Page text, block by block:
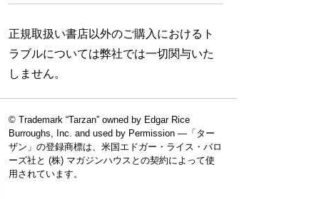
No. 924 No. 923 No. 922
正規取扱い書店以外のご購入におけるト
ラブルについては弊社では一切関与いた
しません。
© Trademark “Tarzan” owned by Edgar Rice
Burroughs, Inc. and used by Permission —「ター
ザン」の登録商標は、米国エドガー・ライス・バロ
ーズ社と (株) マガジンハウスとの契約によって使
用されています。